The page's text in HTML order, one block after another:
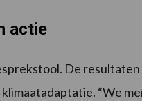
actie
De
“We